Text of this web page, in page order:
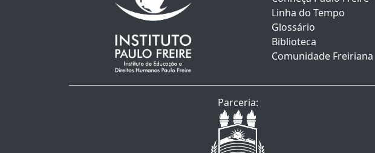
Linha do Tempo
Glossário
Biblioteca
Comunidade Freiriana
Parceria: